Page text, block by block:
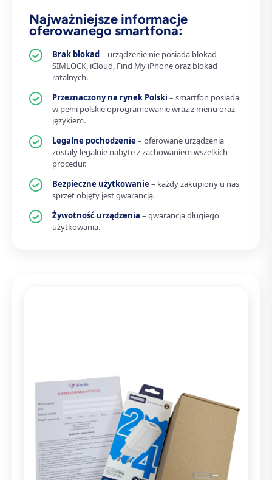
Najważniejsze informacje
oferowanego smartfona:
Brak blokad– urządzenie nie posiada blokad
SIMLOCK, iCloud, Find My iPhone oraz blokad
ratalnych.
Przeznaczony na rynek Polski – smartfon posiada
w pełni polskie oprogramowanie wraz z menu oraz
językiem.
Legalne pochodzenie– oferowane urządzenia
zostały legalnie nabyte z zachowaniem wszelkich
procedur.
Bezpieczne użytkowanie– każdy zakupiony u nas
sprzęt objęty jest gwarancją.
Żywotność urządzenia – gwarancja długiego
użytkowania.